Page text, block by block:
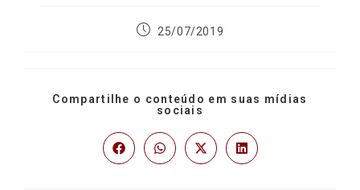
25/07/2019
Compartilhe o conteúdo em suas mídias
sociais